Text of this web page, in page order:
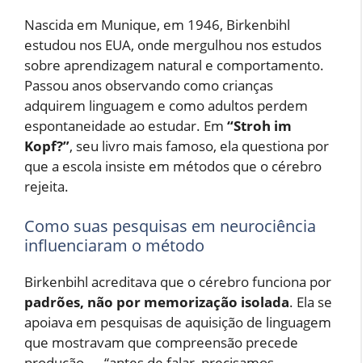
Nascida em Munique, em 1946, Birkenbihl
estudou nos EUA, onde mergulhou nos estudos
sobre aprendizagem natural e comportamento.
Passou anos observando como crianças
adquirem linguagem e como adultos perdem
espontaneidade ao estudar. Em “Stroh im
Kopf?”, seu livro mais famoso, ela questiona por
que a escola insiste em métodos que o cérebro
rejeita.
Como suas pesquisas em neurociência
influenciaram o método
Birkenbihl acreditava que o cérebro funciona por
padrões, não por memorização isolada. Ela se
apoiava em pesquisas de aquisição de linguagem
que mostravam que compreensão precede